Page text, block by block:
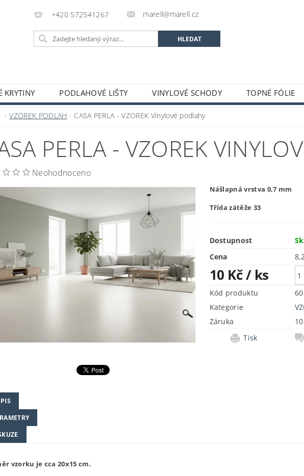
+420 572541267 marell@marell.cz
KRYTINY PODLAHOVÉ LIŠTY VINYLOVÉ SCHODY
TOPNÉ FÓLIE
SILIKONY SAMONIVELAČNÍ HMOTY A PENETRACE
A DEKORACE
VZOREK PODLAH CASA PERLA - VZOREK Vinylové podlahy
PERLA - VZOREK
Neohodnoceno
Nášlapná vrstva 0,7 mm
Třída zátěže 33
Dostupnost
Cena
10 Kč/ ks
Kód produktu
Kategorie
Záruka
Tisk
vzorku je cca 20x15 cm.